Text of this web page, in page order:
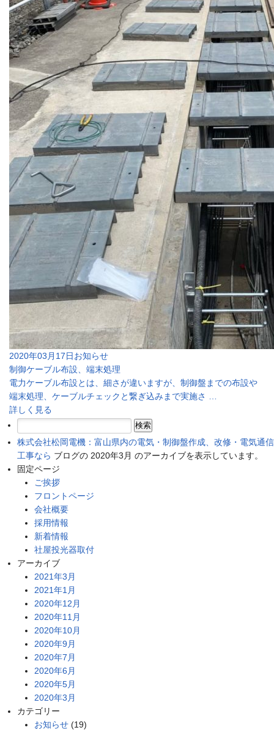
2020年03月17日お知らせ
制御ケーブル布設、端末処理
電力ケーブル布設とは、細さが違いますが、制御盤までの布設や
端末処理、ケーブルチェックと繋ぎ込みまで実施さ …
詳しく見る
検
索:
株式会社松岡電機：富山県内の電気・制御盤作成、改修・電気通信
工事なら ブログの 2020年3月 のアーカイブを表示しています。
固定ページ
ご挨拶
フロントページ
会社概要
採用情報
新着情報
社屋投光器取付
アーカイブ
2021年3月
2021年1月
2020年12月
2020年11月
2020年10月
2020年9月
2020年7月
2020年6月
2020年5月
2020年3月
カテゴリー
お知らせ (19)